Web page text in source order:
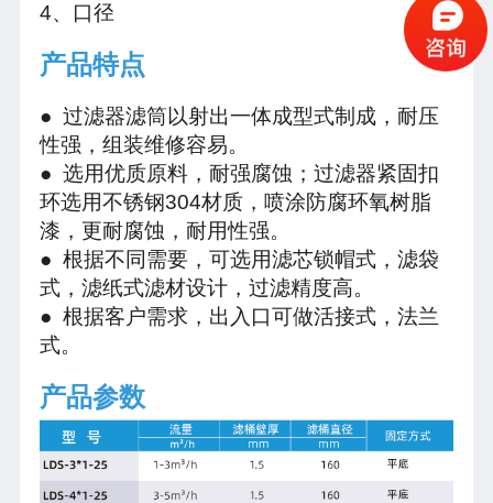
4、口径
产品特点
● 过滤器滤筒以射出一体成型式制成，耐压
性强，组装维修容易。
● 选用优质原料，耐强腐蚀；过滤器紧固扣
环选用不锈钢304材质，喷涂防腐环氧树脂
漆，更耐腐蚀，耐用性强。
● 根据不同需要，可选用滤芯锁帽式，滤袋
式，滤纸式滤材设计，过滤精度高。
● 根据客户需求，出入口可做活接式，法兰
式。
产品参数